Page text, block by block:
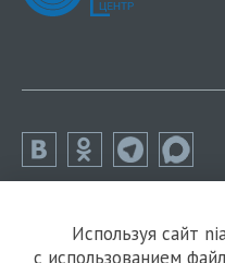
Используя сайт
с использованием